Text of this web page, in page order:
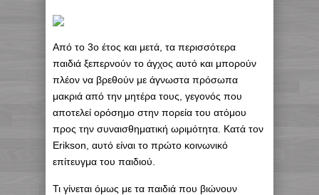
Από το 3ο έτος και μετά, τα περισσότερα
παιδιά ξεπερνούν το άγχος αυτό και μπορούν
πλέον να βρεθούν με άγνωστα πρόσωπα
μακριά από την μητέρα τους, γεγονός που
αποτελεί ορόσημο στην πορεία του ατόμου
προς την συναισθηματική ωριμότητα. Κατά τον
Erikson, αυτό είναι το πρώτο κοινωνικό
επίτευγμα του παιδιού.
Τι γίνεται όμως με τα παιδιά που βιώνουν